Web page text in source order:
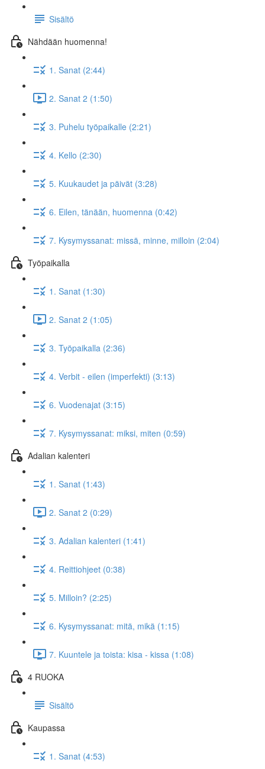
Sisältö
Nähdään huomenna!
1. Sanat (2:44)
2. Sanat 2 (1:50)
3. Puhelu työpaikalle (2:21)
4. Kello (2:30)
5. Kuukaudet ja päivät (3:28)
6. Eilen, tänään, huomenna (0:42)
7. Kysymyssanat: missä, minne, milloin (2:04)
Työpaikalla
1. Sanat (1:30)
2. Sanat 2 (1:05)
3. Työpaikalla (2:36)
4. Verbit - eilen (imperfekti) (3:13)
6. Vuodenajat (3:15)
7. Kysymyssanat: miksi, miten (0:59)
Adalian kalenteri
1. Sanat (1:43)
2. Sanat 2 (0:29)
3. Adalian kalenteri (1:41)
4. Reittiohjeet (0:38)
5. Milloin? (2:25)
6. Kysymyssanat: mitä, mikä (1:15)
7. Kuuntele ja toista: kisa - kissa (1:08)
4 RUOKA
Sisältö
Kaupassa
1. Sanat (4:53)